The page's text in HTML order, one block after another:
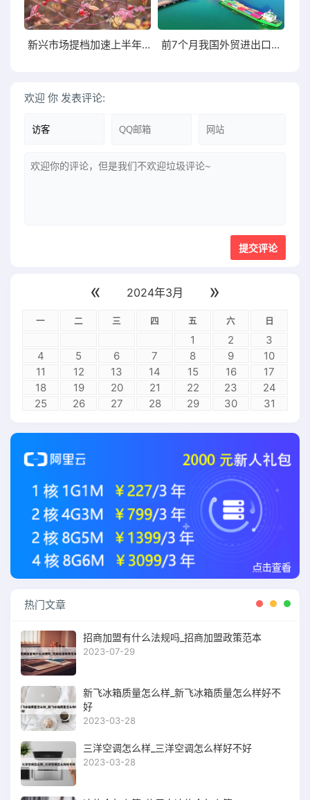
新兴市场提档加速上半年浙江进出口增速5.1个百分点 前7个月我国外贸进出口总值同比增长1.5%
欢迎 你 发表评论:
« 2024年3月 »
一 二 三 四 五 六 日
1 2
3
4
5 6 7 8 9
10
11
12 13 14 15 16
17
18
19 20 21 22 23
24
25
26 27 28 29 30 31
热门文章
招商加盟有什么法规吗_招商加盟政策范本
2023-07-29
新飞冰箱质量怎么样_新飞冰箱质量怎么样好不
好
2023-03-28
三洋空调怎么样_三洋空调怎么样好不好
2023-03-28